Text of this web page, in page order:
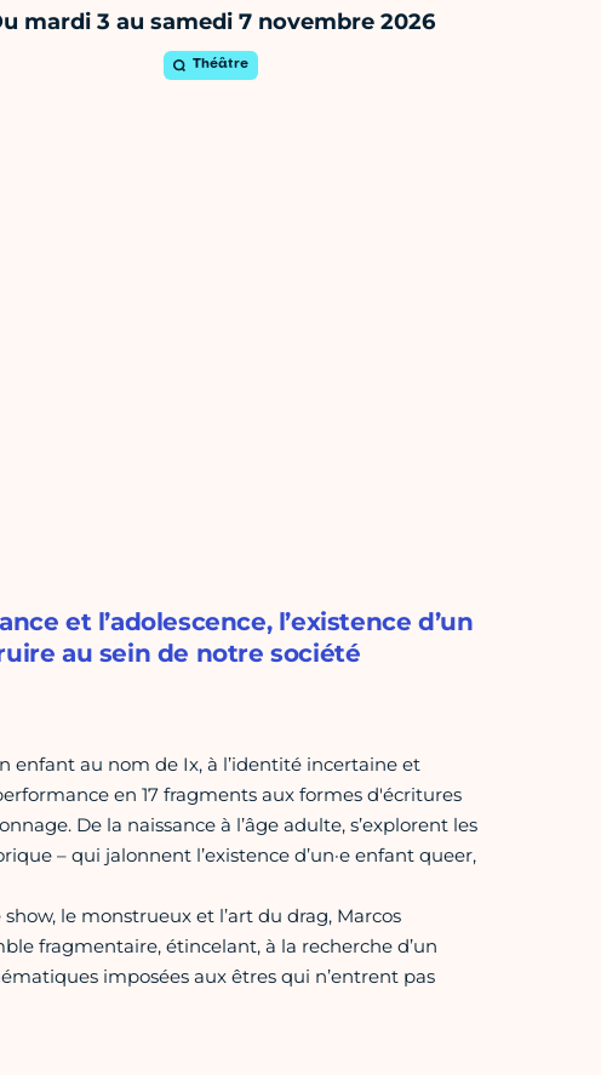
mardi 3 au samedi 7 novembre 2026
Théâtre
et l’adolescence, l’existence d’un
au sein de notre société
enfant au nom de Ix, à l’identité incertaine et
en 17 fragments aux formes d'écritures
De la naissance à l’âge adulte, s’explorent les
– qui jalonnent l’existence d’un·e enfant queer,
le monstrueux et l’art du drag, Marcos
fragmentaire, étincelant, à la recherche d’un
imposées aux êtres qui n’entrent pas